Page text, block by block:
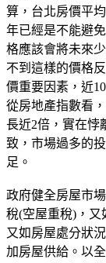
算，台北房價平
年已經是不能避
格應該會將未來
不到這樣的價格
價重要因素，近
從房地產指數看
長近2倍，實在悖
致，市場過多的
足。
政府健全房屋市
稅(空屋重稅)，又
又如房屋處分狀
加房屋供給。以